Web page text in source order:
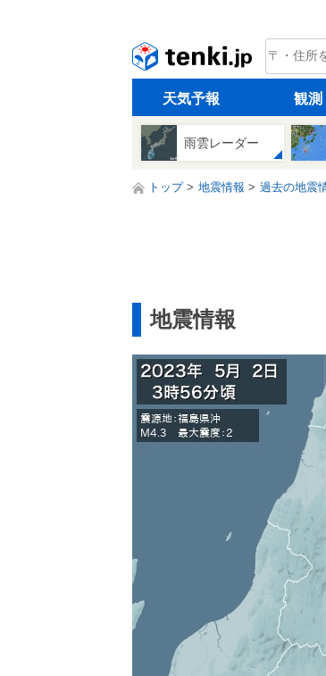
tenki.jp
天気予報 観測
雨雲レーダー
トップ 地震情報 過去の地震
地震情報